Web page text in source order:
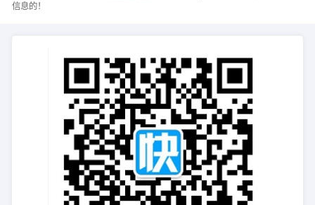
信息的！